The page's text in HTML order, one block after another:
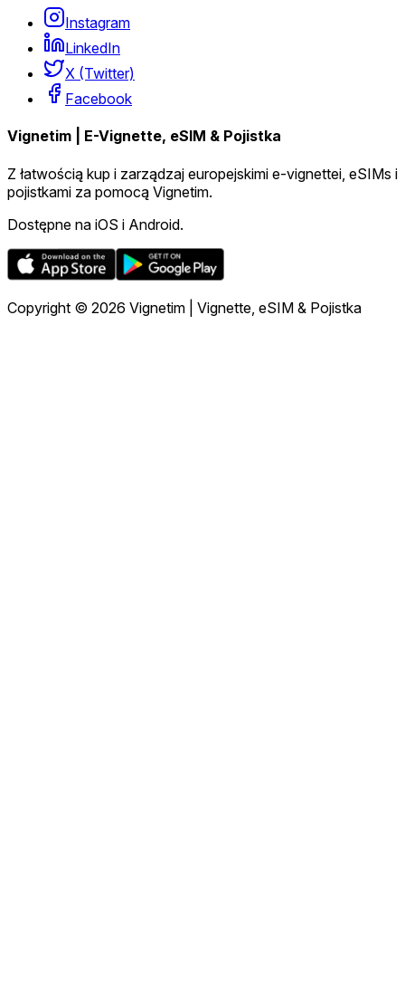
Instagram
LinkedIn
X (Twitter)
Facebook
Vignetim | E-Vignette, eSIM & Pojistka
Z łatwością kup i zarządzaj europejskimi e-vignettei, eSIMs i
pojistkami za pomocą Vignetim.
Dostępne na iOS i Android.
Copyright © 2026 Vignetim | Vignette, eSIM & Pojistka